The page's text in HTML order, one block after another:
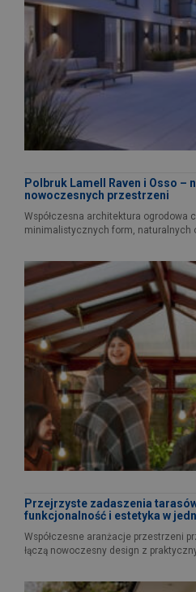
Polbruk Lamell Raven i Osso –
nowoczesnych przestrzeni
Współczesna architektura ogrodowa
minimalistycznych form, naturalnych
Przejrzyste zadaszenia
funkcjonalność i estetyka w
Współczesne aranżacje przestrzeni
łączą nowoczesny design z